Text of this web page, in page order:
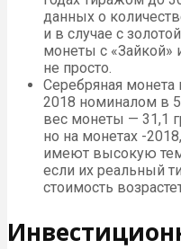
данных о
и в случае с
монеты с «Зайкой»
не просто.
Серебряная
2018 номиналом в
вес монеты — 31,1
но на монетах -
имеют высокую
если их реальный
стоимость